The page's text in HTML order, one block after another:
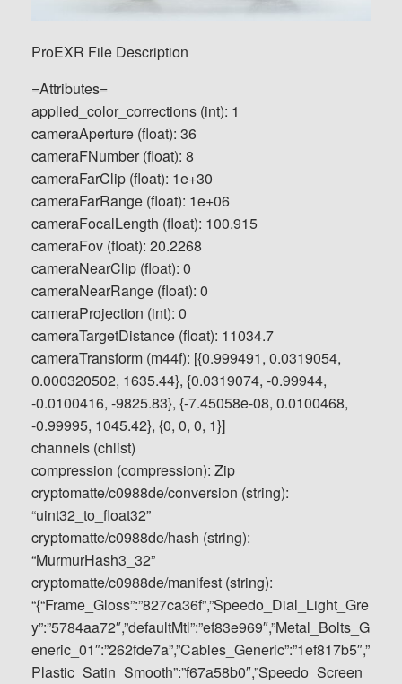
ProEXR File Description
=Attributes=
applied_color_corrections (int): 1
cameraAperture (float): 36
cameraFNumber (float): 8
cameraFarClip (float): 1e+30
cameraFarRange (float): 1e+06
cameraFocalLength (float): 100.915
cameraFov (float): 20.2268
cameraNearClip (float): 0
cameraNearRange (float): 0
cameraProjection (int): 0
cameraTargetDistance (float): 11034.7
cameraTransform (m44f): [{0.999491, 0.0319054,
0.000320502, 1635.44}, {0.0319074, -0.99944,
-0.0100416, -9825.83}, {-7.45058e-08, 0.0100468,
-0.99995, 1045.42}, {0, 0, 0, 1}]
channels (chlist)
compression (compression): Zip
cryptomatte/c0988de/conversion (string):
“uint32_to_float32”
cryptomatte/c0988de/hash (string):
“MurmurHash3_32”
cryptomatte/c0988de/manifest (string):
“{“Frame_Gloss”:”827ca36f”,”Speedo_Dial_Light_Gre
y”:”5784aa72″,”defaultMtl”:”ef83e969″,”Metal_Bolts_G
eneric_01″:”262fde7a”,”Cables_Generic”:”1ef817b5″,”
Plastic_Satin_Smooth”:”f67a58b0″,”Speedo_Screen_